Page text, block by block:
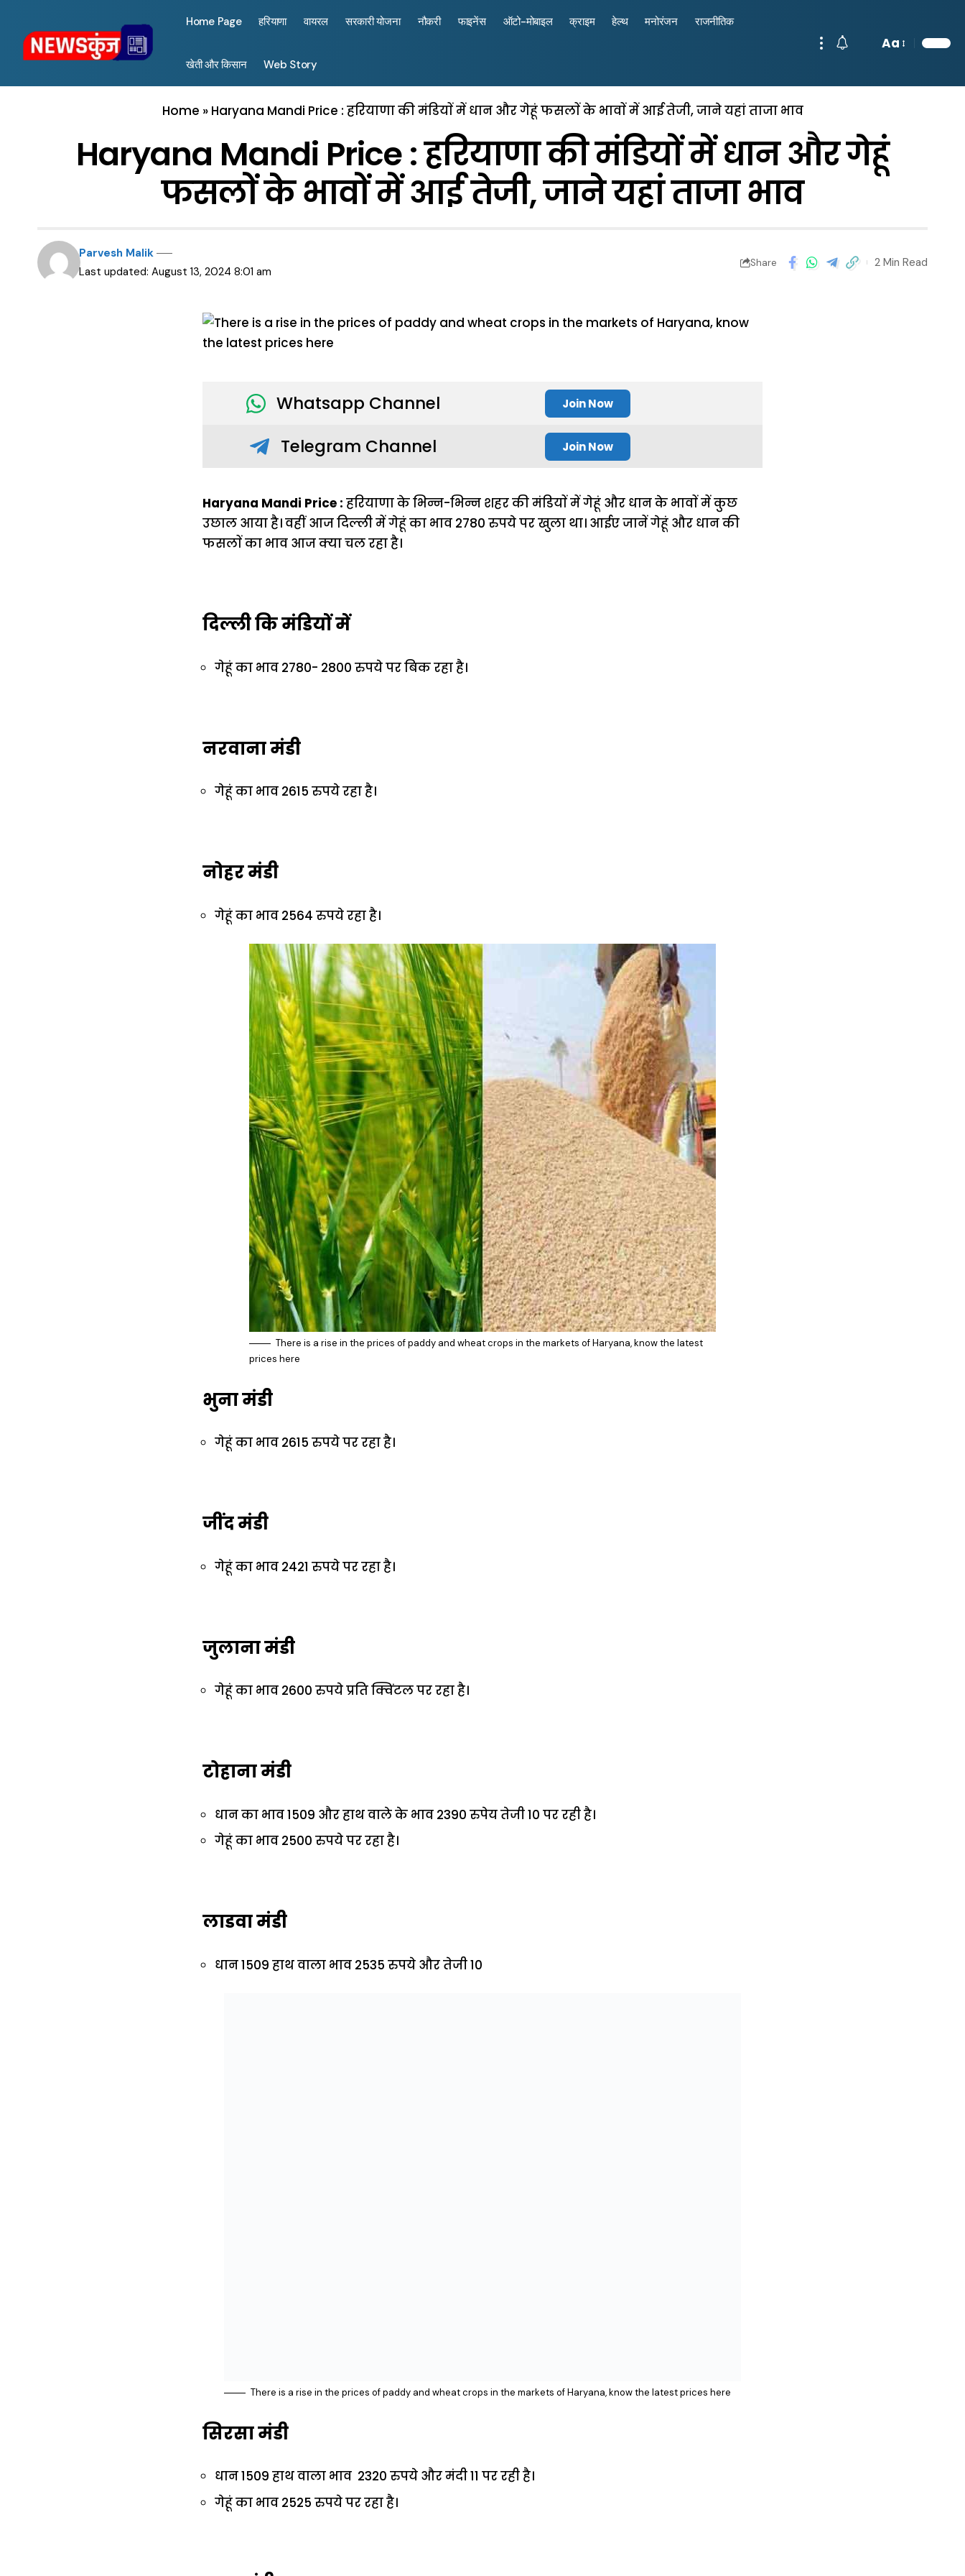
Home Page हरियाणा वायरल सरकारी योजना नौकरी फाइनेंस ऑटो-मोबाइल क्राइम हेल्थ मनोरंजन राजनीतिक
खेती और किसान Web Story
Aa
Home » Haryana Mandi Price : हरियाणा की मंडियाें में धान और गेहूं फसलाें के भावाें में आई तेजी, जाने यहां ताजा भाव
Haryana Mandi Price : हरियाणा की मंडियाें में धान और गेहूं
फसलाें के भावाें में आई तेजी, जाने यहां ताजा भाव
Last updated: August 13, 2024 8:01 am
Parvesh Malik
Share 2 Min Read
Whatsapp Channel Join Now
Telegram Channel Join Now
Haryana Mandi Price : हरियाणा के भिन्न-भिन्न शहर की मंडियाें में गेहूं और धान के भावाें में कुछ
उछाल आया है। वहीं आज दिल्ली में गेहूं का भाव 2780 रुपये पर खुला था। आईए जानें गेहूं और धान की
फसलाें का भाव आज क्या चल रहा है।
दिल्ली कि मंडियाें में
गेहूं का भाव 2780- 2800 रुपये पर बिक रहा है।
नरवाना मंडी
गेहूं का भाव 2615 रुपये रहा है।
नोहर मंडी
गेहूं का भाव 2564 रुपये रहा है।
There is a rise in the prices of paddy and wheat crops in the markets of Haryana, know the latest
prices here
भुना मंडी
गेहूं का भाव 2615 रुपये पर रहा है।
जींद मंडी
गेहूं का भाव 2421 रुपये पर रहा है।
जुलाना मंडी
गेहूं का भाव 2600 रुपये प्रति क्विंटल पर रहा है।
टोहाना मंडी
धान का भाव 1509 और हाथ वाले के भाव 2390 रुपेय तेजी 10 पर रही है।
गेहूं का भाव 2500 रुपये पर रहा है।
लाडवा मंडी
धान 1509 हाथ वाला भाव 2535 रुपये और तेजी 10
There is a rise in the prices of paddy and wheat crops in the markets of Haryana, know the latest prices here
सिरसा मंडी
धान 1509 हाथ वाला भाव 2320 रुपये और मंदी 11 पर रही है।
गेहूं का भाव 2525 रुपये पर रहा है।